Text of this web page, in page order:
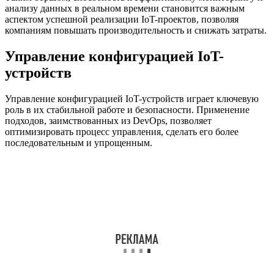
анализу данных в реальном времени становится важным
аспектом успешной реализации IoT-проектов, позволяя
компаниям повышать производительность и снижать затраты.
Управление конфигурацией IoT-
устройств
Управление конфигурацией IoT-устройств играет ключевую
роль в их стабильной работе и безопасности. Применение
подходов, заимствованных из DevOps, позволяет
оптимизировать процесс управления, сделать его более
последовательным и упрощенным.